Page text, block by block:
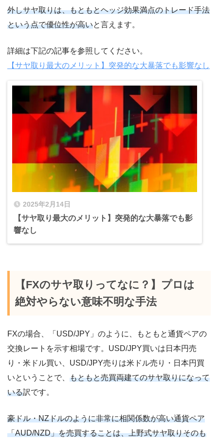
外しサヤ取りは、もともとヘッジ効果満点のトレード手法
という点で優位性が高いと言えます。
詳細は下記の記事を参照してください。
【サヤ取り最大のメリット】突発的な大暴落でも影響なし
2025年2月14日
【サヤ取り最大のメリット】突発的な大暴落でも影
響なし
【FXのサヤ取りってなに？】プロは
絶対やらない意味不明な手法
FXの場合、「USD/JPY」のように、もともと通貨ペアの
交換レートを示す相場です。USD/JPY買いは日本円売
り・米ドル買い、USD/JPY売りは米ドル売り・日本円買
いということで、 もともと売買両建てのサヤ取りになって
いる訳です。
豪ドル・NZドルのように非常に相関係数が高い通貨ペア
「AUD/NZD」を売買することは、上野式サヤ取りそのも